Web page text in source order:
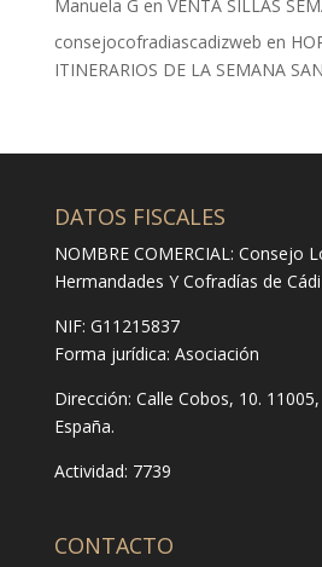
Manuela G en VENTA SILLAS
consejocofradiascadizweb en
ITINERARIOS DE LA SEMANA
DATOS FISCALES
NOMBRE COMERCIAL: Consejo
Hermandades Y Cofradías de
NIF: G11215837
Forma jurídica: Asociación
Dirección: Calle Cobos, 10.
España.
Actividad: 7739
CONTACTO